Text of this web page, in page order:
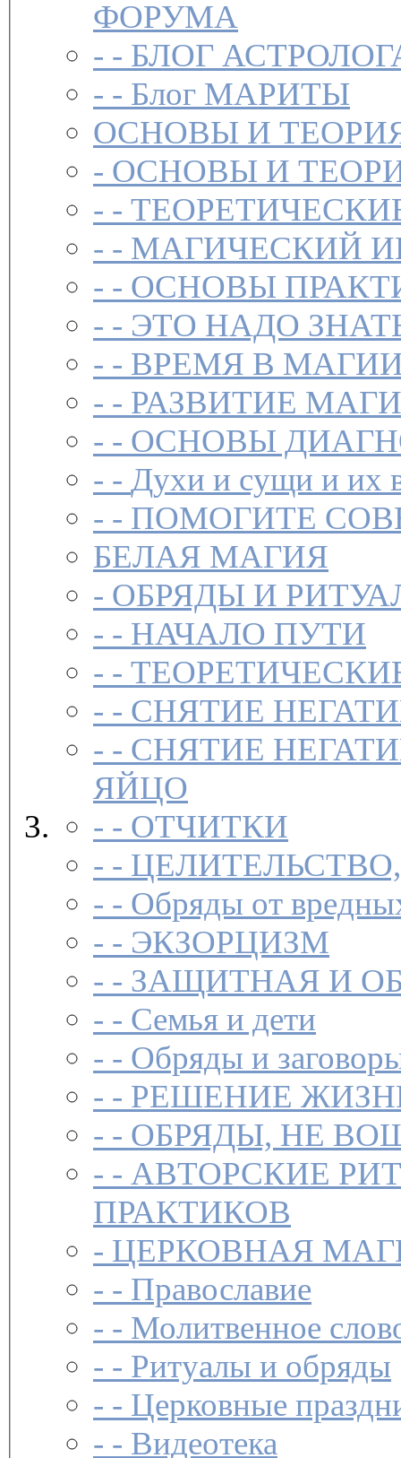
ФОРУМА
- - БЛОГ
- - Блог МАРИТЫ
ОСНОВЫ И
- ОСНОВЫ И
- -
- - МАГИЧЕСКИЙ
- - ОСНОВЫ
- - ЭТО НАДО
- - ВРЕМЯ В
- - РАЗВИТИЕ
- - ОСНОВЫ
- - Духи и сущи и их
- - ПОМОГИТЕ
БЕЛАЯ МАГИЯ
- ОБРЯДЫ И
- - НАЧАЛО ПУТИ
- -
- - СНЯТИЕ
- - СНЯТИЕ
ЯЙЦО
- - ОТЧИТКИ
- -
- - Обряды от
- - ЭКЗОРЦИЗМ
- - ЗАЩИТНАЯ И
- - Семья и дети
- - Обряды и
- - РЕШЕНИЕ
- - ОБРЯДЫ, НЕ
- - АВТОРСКИЕ
ПРАКТИКОВ
- ЦЕРКОВНАЯ
- - Православие
- - Молитвенное
- - Ритуалы и обряды
- - Церковные
- - Видеотека